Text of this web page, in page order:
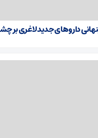
داروهای جدید لاغری بر